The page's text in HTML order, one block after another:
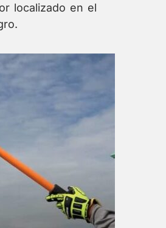
localizado en el